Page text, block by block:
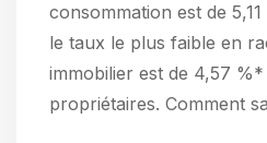
consommation est de
le taux le plus faible en
immobilier est de 4,57
propriétaires.​ Comment